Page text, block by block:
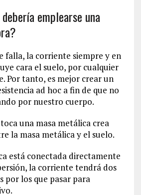
emplearse una
falla, la corriente siempre y en
cara el suelo, por cualquier
Por tanto, es mejor crear un
ad hoc a fin de que no
por nuestro cuerpo.
una masa metálica crea
la masa metálica y el suelo.
está conectada directamente
la corriente tendrá dos
por los que pasar para